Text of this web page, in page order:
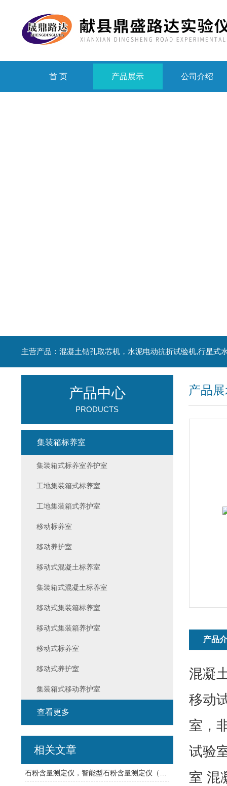
首 页 产品展示 公司介绍
产品
产品
混凝
移动
室，
试验
室 混
产品中心
PRODUCTS
集装箱标养室
集装箱式标养室养护室
工地集装箱式标养室
工地集装箱式养护室
移动标养室
移动养护室
移动式混凝土标养室
集装箱式混凝土标养室
移动式集装箱标养室
移动式集装箱养护室
移动式标养室
移动式养护室
集装箱式移动养护室
查看更多
相关文章